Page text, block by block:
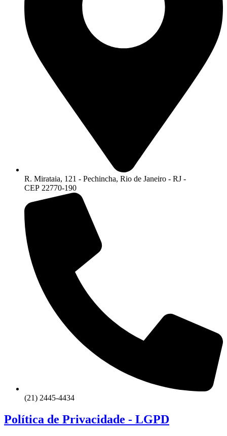
R. Mirataia, 121 - Pechincha, Rio de Janeiro - RJ -
CEP 22770-190
(21) 2445-4434
Política de Privacidade - LGPD